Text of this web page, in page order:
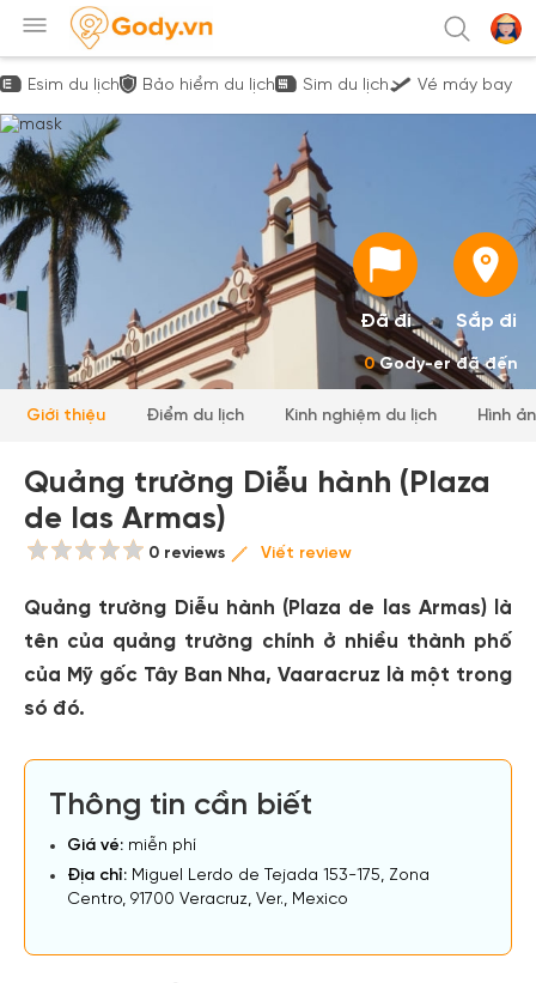
Esim du lịch Bảo hiểm du lịch Sim du lịch Vé máy bay
Đã đi Sắp đi
0Gody-er đã đến
Giới thiệu Điểm du lịch Kinh nghiệm du lịch Hình
Quảng trường Diễu hành (Plaza
de las Armas)
0 reviews Viết review
Quảng trường Diễu hành (Plaza de las Armas) là
tên của quảng trường chính ở nhiều thành phố
của Mỹ gốc Tây Ban Nha, Vaaracruz là một trong
só đó.
Thông tin cần biết
Giá vé: miễn phí
Địa chỉ: Miguel Lerdo de Tejada 153-175, Zona
Centro, 91700 Veracruz, Ver., Mexico